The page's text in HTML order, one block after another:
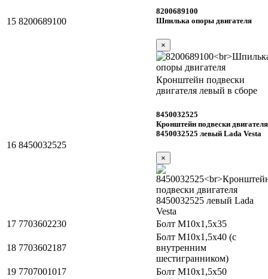
15 8200689100
8200689100
Шпилька опоры двигателя
×
16 8450032525
Кронштейн подвески
двигателя левый в сборе
8450032525
Кронштейн подвески двигателя
8450032525 левый Lada Vesta
×
17 7703602230 Болт М10х1,5х35
18 7703602187
Болт М10х1,5х40 (с
внутренним
шестигранником)
19 7707001017 Болт М10х1,5х50